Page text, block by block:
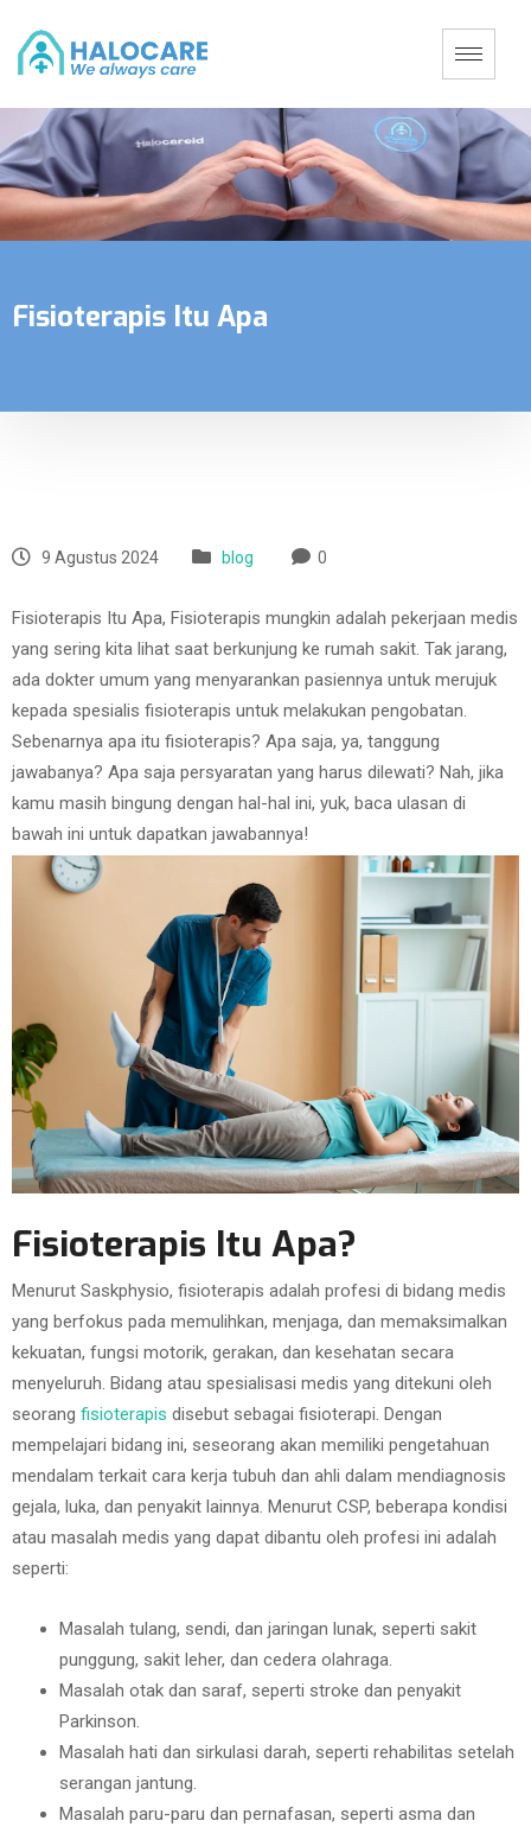
Fisioterapis Itu Apa
9 Agustus 2024 blog 0
Fisioterapis Itu Apa, Fisioterapis mungkin adalah pekerjaan medis
yang sering kita lihat saat berkunjung ke rumah sakit. Tak jarang,
ada dokter umum yang menyarankan pasiennya untuk merujuk
kepada spesialis fisioterapis untuk melakukan pengobatan.
Sebenarnya apa itu fisioterapis? Apa saja, ya, tanggung
jawabanya? Apa saja persyaratan yang harus dilewati? Nah, jika
kamu masih bingung dengan hal-hal ini, yuk, baca ulasan di
bawah ini untuk dapatkan jawabannya!
Fisioterapis Itu Apa?
Menurut Saskphysio, fisioterapis adalah profesi di bidang medis
yang berfokus pada memulihkan, menjaga, dan memaksimalkan
kekuatan, fungsi motorik, gerakan, dan kesehatan secara
menyeluruh. Bidang atau spesialisasi medis yang ditekuni oleh
seorang fisioterapis disebut sebagai fisioterapi. Dengan
mempelajari bidang ini, seseorang akan memiliki pengetahuan
mendalam terkait cara kerja tubuh dan ahli dalam mendiagnosis
gejala, luka, dan penyakit lainnya. Menurut CSP, beberapa kondisi
atau masalah medis yang dapat dibantu oleh profesi ini adalah
seperti:
Masalah tulang, sendi, dan jaringan lunak, seperti sakit
punggung, sakit leher, dan cedera olahraga.
Masalah otak dan saraf, seperti stroke dan penyakit
Parkinson.
Masalah hati dan sirkulasi darah, seperti rehabilitas setelah
serangan jantung.
Masalah paru-paru dan pernafasan, seperti asma dan